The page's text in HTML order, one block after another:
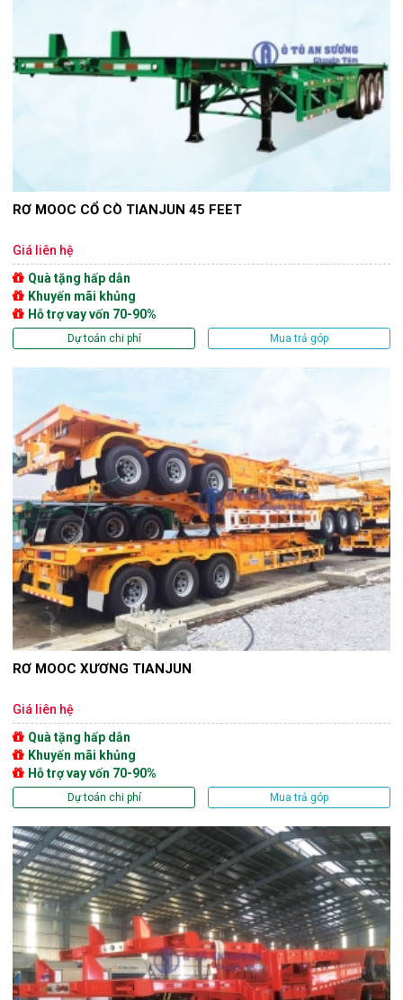
RƠ MOOC CỔ CÒ TIANJUN 45 FEET
Giá liên hệ
Quà tặng hấp dẫn
Khuyến mãi khủng
Hỗ trợ vay vốn 70-90%
Dự toán chi phí Mua trả góp
RƠ MOOC XƯƠNG TIANJUN
Giá liên hệ
Quà tặng hấp dẫn
Khuyến mãi khủng
Hỗ trợ vay vốn 70-90%
Dự toán chi phí Mua trả góp